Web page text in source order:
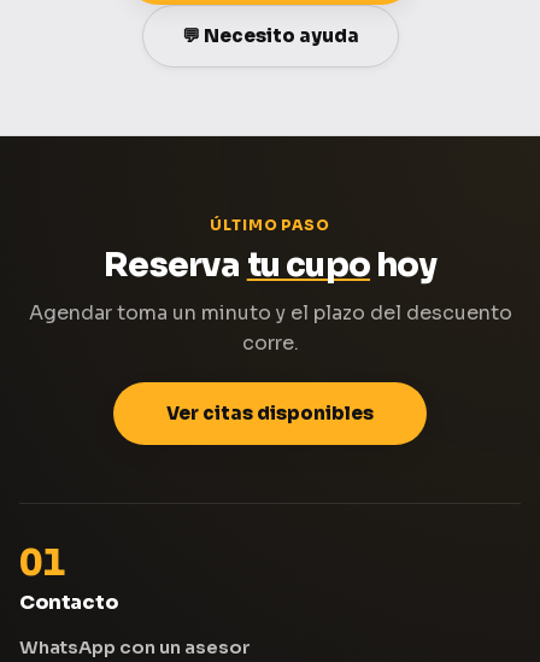
💬 Necesito ayuda
ÚLTIMO PASO
Reserva tu cupo hoy
Agendar toma un minuto y el plazo del descuento
corre.
Ver citas disponibles
01
Contacto
WhatsApp con un asesor